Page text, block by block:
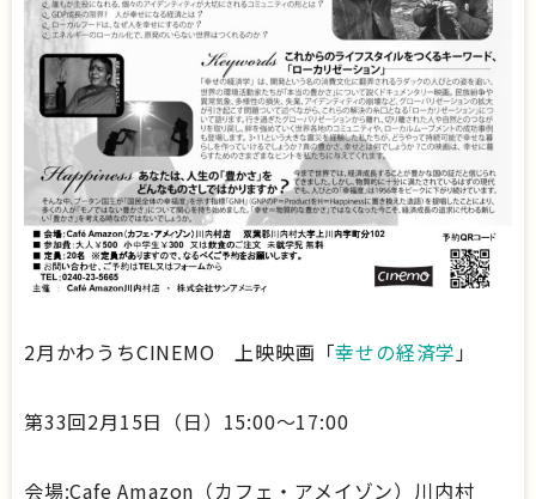
2月かわうちCINEMO 上映映画「幸せの経済学」
第33回2月15日（日）15:00～17:00
会場:Cafe Amazon（カフェ・アメイゾン）川内村